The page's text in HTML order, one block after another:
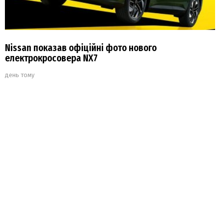
Nissan показав офіційні фото нового
електрокросовера NX7
день тому